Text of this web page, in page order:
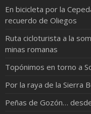
En bicicleta por la
recuerdo de Oliegos
Ruta cicloturista a la
minas romanas
Topónimos en torno a
Por la raya de la Sierra
Peñas de Gozón…